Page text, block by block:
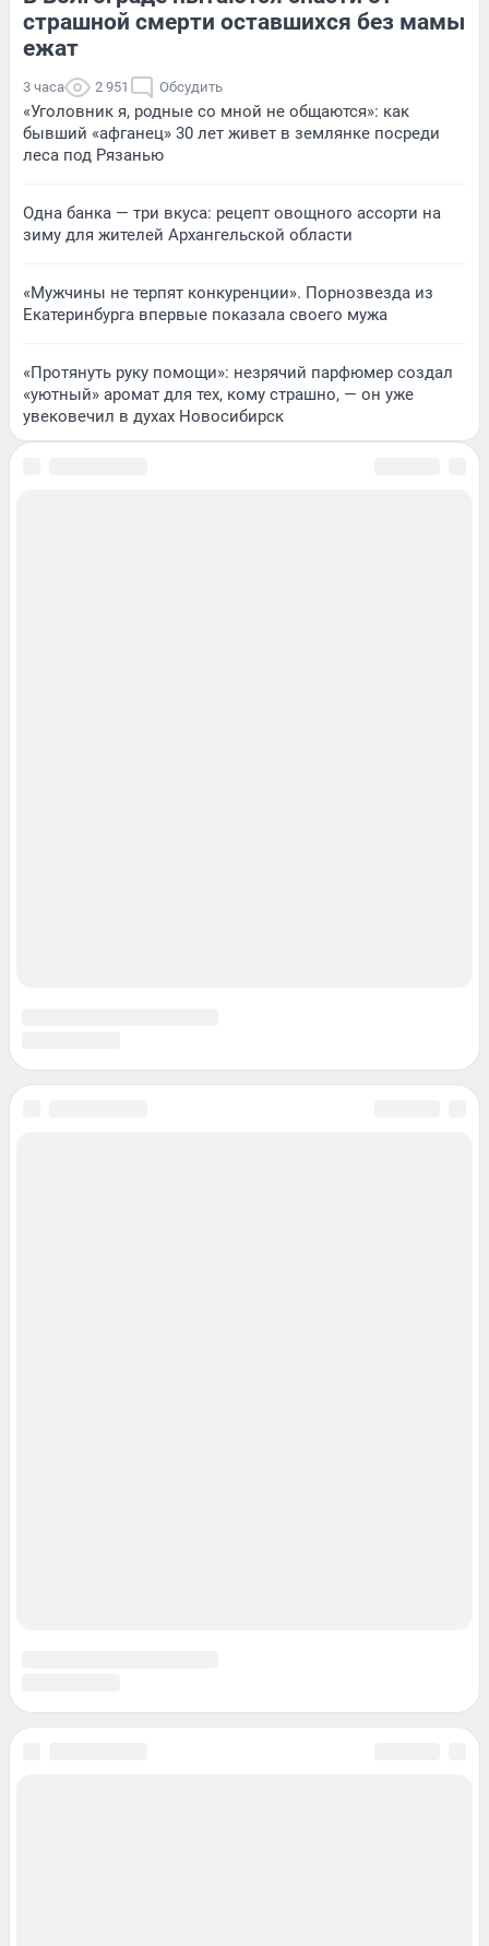
страшной смерти оставшихся без мамы
ежат
3 часа 2 951 Обсудить
«Уголовник я, родные со мной не общаются»: как
бывший «афганец» 30 лет живет в землянке посреди
леса под Рязанью
Одна банка — три вкуса: рецепт овощного ассорти на
зиму для жителей Архангельской области
«Мужчины не терпят конкуренции». Порнозвезда из
Екатеринбурга впервые показала своего мужа
«Протянуть руку помощи»: незрячий парфюмер создал
«уютный» аромат для тех, кому страшно, — он уже
увековечил в духах Новосибирск